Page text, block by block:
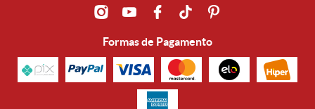
Formas de Pagamento